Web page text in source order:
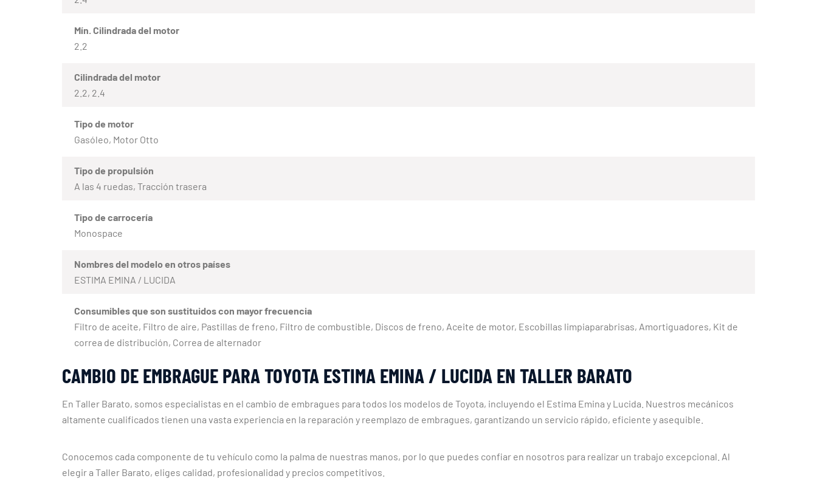
Mín. Cilindrada del motor
2.2
Cilindrada del motor
2.2, 2.4
Tipo de motor
Gasóleo, Motor Otto
Tipo de propulsión
A las 4 ruedas, Tracción trasera
Tipo de carrocería
Monospace
Nombres del modelo en otros países
ESTIMA EMINA / LUCIDA
Consumibles que son sustituidos con mayor frecuencia
Filtro de aceite, Filtro de aire, Pastillas de freno, Filtro de combustible, Discos de freno, Aceite de motor, Escobillas limpiaparabrisas, Amortiguadores, Kit de
correa de distribución, Correa de alternador
CAMBIO DE EMBRAGUE PARA TOYOTA ESTIMA EMINA / LUCIDA EN TALLER BARATO
En Taller Barato, somos especialistas en el cambio de embragues para todos los modelos de Toyota, incluyendo el Estima Emina y Lucida. Nuestros mecánicos
altamente cualificados tienen una vasta experiencia en la reparación y reemplazo de embragues, garantizando un servicio rápido, eficiente y asequible.
Conocemos cada componente de tu vehículo como la palma de nuestras manos, por lo que puedes confiar en nosotros para realizar un trabajo excepcional. Al
elegir a Taller Barato, eliges calidad, profesionalidad y precios competitivos.